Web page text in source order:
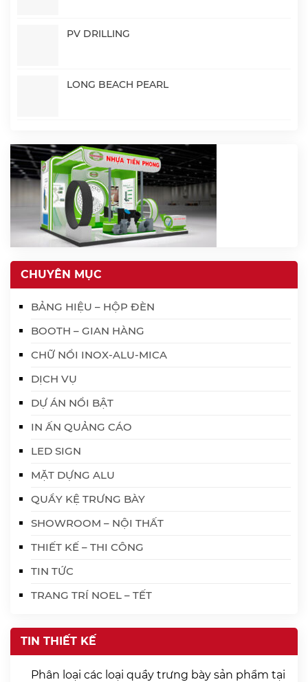
PV DRILLING
LONG BEACH PEARL
CHUYÊN MỤC
BẢNG HIỆU – HỘP ĐÈN
BOOTH – GIAN HÀNG
CHỮ NỔI INOX-ALU-MICA
DỊCH VỤ
DỰ ÁN NỔI BẬT
IN ẤN QUẢNG CÁO
LED SIGN
MẶT DỰNG ALU
QUẦY KỆ TRƯNG BÀY
SHOWROOM – NỘI THẤT
THIẾT KẾ – THI CÔNG
TIN TỨC
TRANG TRÍ NOEL – TẾT
TIN THIẾT KẾ
Phân loại các loại quầy trưng bày sản phẩm tại